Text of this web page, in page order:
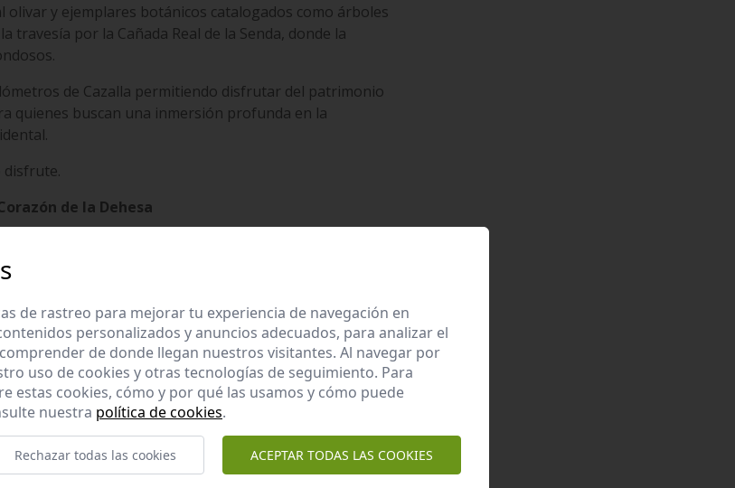
y ejemplares botánicos catalogados como árboles
por la Cañada Real de la Senda, donde la
de Cazalla permitiendo disfrutar del patrimonio
quienes buscan una inmersión profunda en la
disfrute.
de la Dehesa
norte por la carretera de Guadalcanal durante algo
En este primer tramo, junto a la carretera
el Duende
de rastreo para mejorar tu experiencia de navegación en
personalizados y anuncios adecuados, para analizar el
de donde llegan nuestros visitantes. Al navegar por
uso de cookies y otras tecnologías de seguimiento. Para
estas cookies, cómo y por qué las usamos y cómo puede
nuestra política de cookies.
Rechazar todas las cookies ACEPTAR TODAS LAS COOKIES